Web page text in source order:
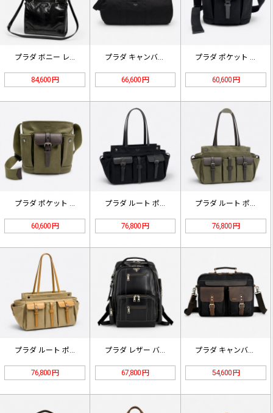
プラダ ボニー レザー ショルダーバ…
84,600 円
プラダ キャンバス レザー トラベル…
66,600 円
プラダ ポケット キャンバス レザー…
60,600 円
プラダ ポケット キャンバス レザー…
60,600 円
プラダ ルート ポケット トートバッ…
76,800 円
プラダ ルート ポケット トートバッ…
76,800 円
76,800 円
プラダ レザー バックパック ブラッ…
67,800 円 54,600 円